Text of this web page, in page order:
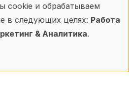
Политика
конфиденциальности
материалов с данного
cookie и обрабатываем
в следующих целях: Работа
& Аналитика.